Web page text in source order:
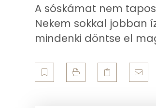
67gfőzőtejszín
83gspagetti tészta
Összesen
Zsír
Összesen
Telített zsírsav
A sóskámat nem
Nekem sokkal jobban
mindenki döntse el